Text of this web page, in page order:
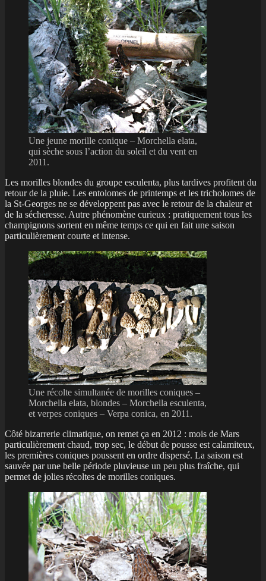
Une jeune morille conique – Morchella elata,
qui sèche sous l’action du soleil et du vent en
2011.
Les morilles blondes du groupe esculenta, plus tardives profitent du
retour de la pluie. Les entolomes de printemps et les tricholomes de
la St-Georges ne se développent pas avec le retour de la chaleur et
de la sécheresse. Autre phénomène curieux : pratiquement tous les
champignons sortent en même temps ce qui en fait une saison
particulièrement courte et intense.
Une récolte simultanée de morilles coniques –
Morchella elata, blondes – Morchella esculenta,
et verpes coniques – Verpa conica, en 2011.
Côté bizarrerie climatique, on remet ça en 2012 : mois de Mars
particulièrement chaud, trop sec, le début de pousse est calamiteux,
les premières coniques poussent en ordre dispersé. La saison est
sauvée par une belle période pluvieuse un peu plus fraîche, qui
permet de jolies récoltes de morilles coniques.